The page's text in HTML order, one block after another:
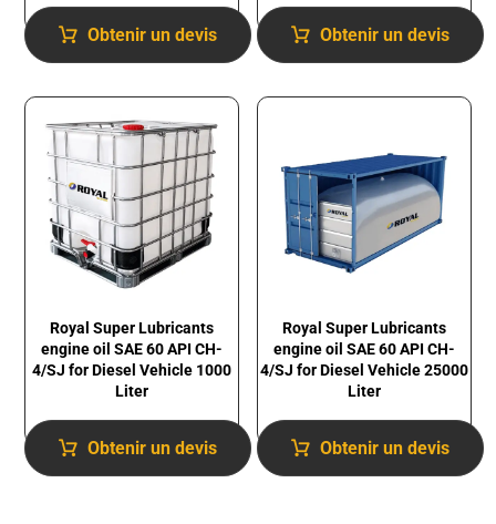
Obtenir un devis Obtenir un devis
Royal Super Lubricants
engine oil SAE 60 API CH-
4/SJ for Diesel Vehicle 1000
Liter
Obtenir un devis
Royal Super Lubricants
engine oil SAE 60 API CH-
4/SJ for Diesel Vehicle 25000
Liter
Obtenir un devis